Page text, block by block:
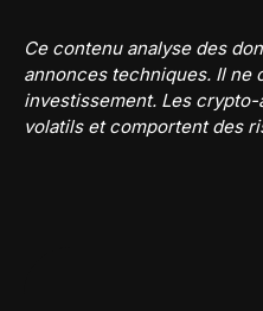
Ce contenu analyse des
annonces techniques. Il ne
investissement. Les
volatils et comportent des